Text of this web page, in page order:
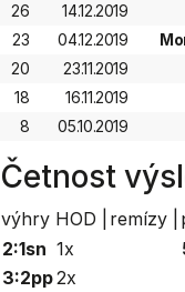
26
14.12.2019
23
04.12.2019
20
23.11.2019
18
16.11.2019
8
05.10.2019
Četnost
výhry HOD | remízy |
2:1sn 1x
3:2pp2x